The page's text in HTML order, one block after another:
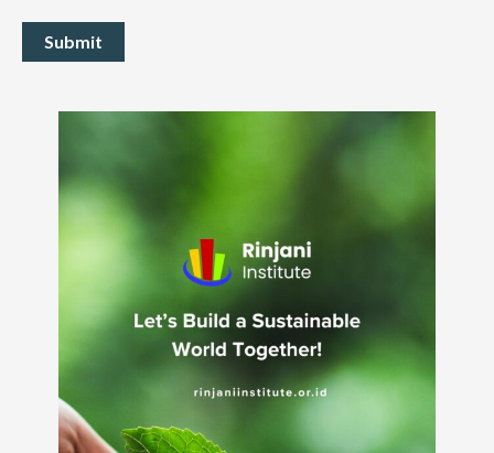
Submit